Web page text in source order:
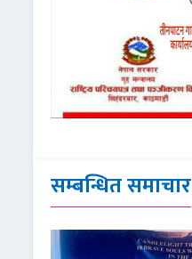
सम्बन्धित समाचार